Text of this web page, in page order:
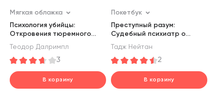
Мягкая обложка
Психология убийцы:
Откровения тюремного
психиатра
Теодор Далримпл
3
В корзину
Покетбук
Преступный разум:
Судебный психиатр о
маньяках, психопатах,
убийцах и природе насилия
Тадж Нейтан
2
В корзину